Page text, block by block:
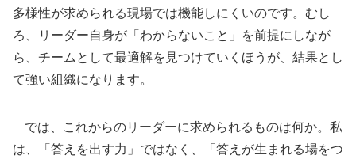
多様性が求められる現場では機能しにくいのです。むし
ろ、リーダー自身が「わからないこと」を前提にしなが
ら、チームとして最適解を見つけていくほうが、結果とし
て強い組織になります。
では、これからのリーダーに求められるものは何か。私
は、「答えを出す力」ではなく、「答えが生まれる場をつ